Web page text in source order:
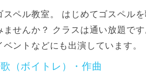
スペル教室。 はじめてゴスペル
ませんか？ クラスは通い放題で
ントなどにも出演しています。
（ボイトレ）・作曲